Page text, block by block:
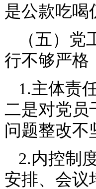
是公款吃喝
（五）
行不够严格
1.主体责
二是对党员
问题整改不
2.内控制
安排、会议